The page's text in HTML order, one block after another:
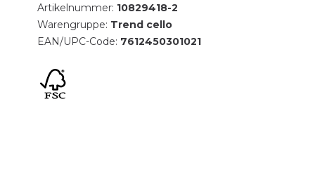
Artikelnummer: 10829418-2
Warengruppe: Trend cello
EAN/UPC-Code: 7612450301021